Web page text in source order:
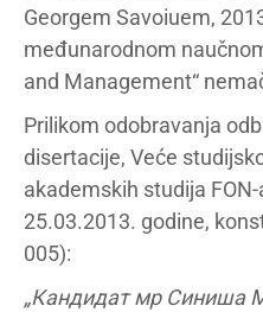
Georgem Savoiuem,
međunarodnom
and Management“
Prilikom odobravanja
disertacije, Veće
akademskih studija
25.03.2013. godine,
005):
„Кандидат мр Синиша